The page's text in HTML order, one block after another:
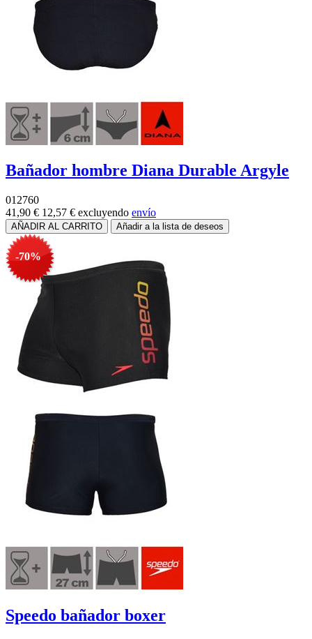
Bañador hombre Diana Durable Argyle
012760
41,90 € 12,57 € excluyendo envío
-70%
Speedo bañador boxer